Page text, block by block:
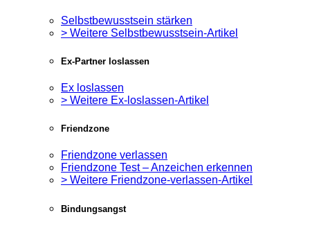
Selbstbewusstsein stärken
> Weitere Selbstbewusstsein-Artikel
Ex-Partner loslassen
Ex loslassen
> Weitere Ex-loslassen-Artikel
Friendzone
Friendzone verlassen
Friendzone Test – Anzeichen erkennen
> Weitere Friendzone-verlassen-Artikel
Bindungsangst